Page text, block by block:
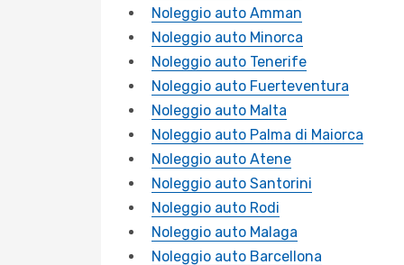
Noleggio auto Amman
Noleggio auto Minorca
Noleggio auto Tenerife
Noleggio auto Fuerteventura
Noleggio auto Malta
Noleggio auto Palma di Maiorca
Noleggio auto Atene
Noleggio auto Santorini
Noleggio auto Rodi
Noleggio auto Malaga
Noleggio auto Barcellona